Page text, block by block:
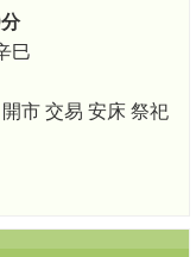
巳
市 交易 安床 祭祀